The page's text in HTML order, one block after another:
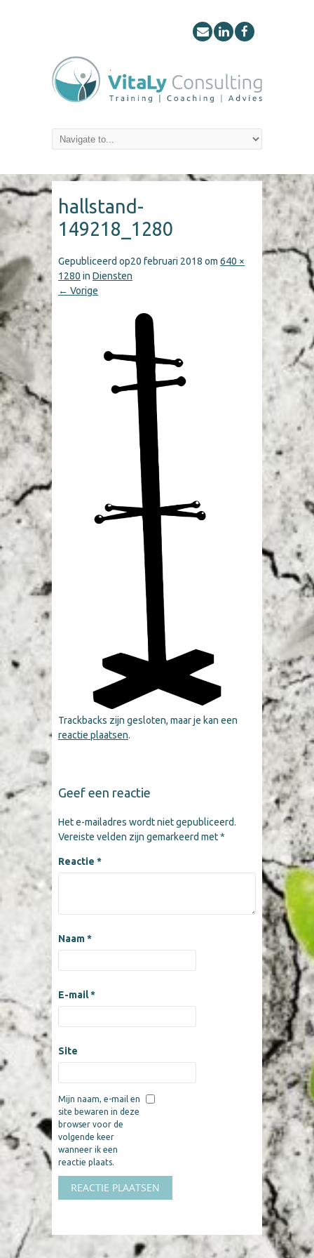
hallstand-
149218_1280
Gepubliceerd op20 februari 2018 om 640 ×
1280 in Diensten
← Vorige
Trackbacks zijn gesloten, maar je kan een
reactie plaatsen.
Geef een reactie
Het e-mailadres wordt niet gepubliceerd.
Vereiste velden zijn gemarkeerd met*
Reactie *
Naam*
E-mail*
Site
Mijn naam, e-mail en
site bewaren in deze
browser voor de
volgende keer
wanneer ik een
reactie plaats.